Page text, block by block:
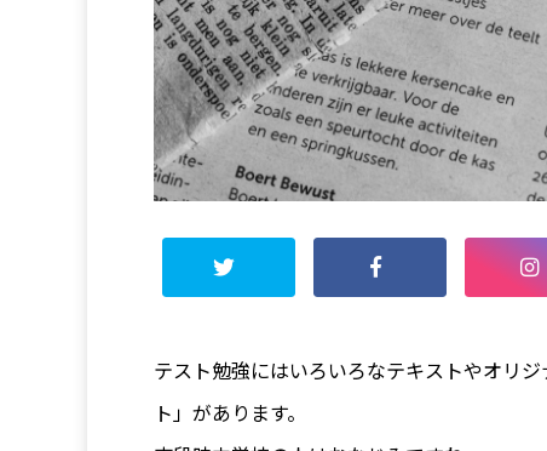
テスト勉強にはいろいろなテキストやオリ
ト」があります。